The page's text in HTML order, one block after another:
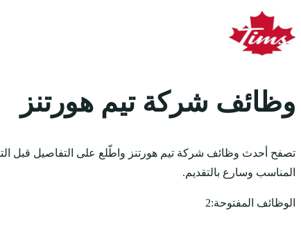
وظائف شركة تيم هورتنز
تصفح أحدث وظائف شركة تيم هورتنز واطّلع على التفاصيل قبل
المناسب وسارع بالتقديم.
الوظائف المفتوحة:2